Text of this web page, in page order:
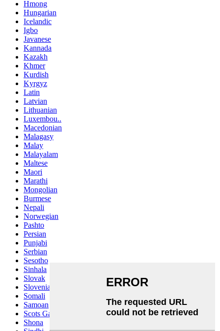
Hmong
Hungarian
Icelandic
Igbo
Javanese
Kannada
Kazakh
Khmer
Kurdish
Kyrgyz
Latin
Latvian
Lithuanian
Luxembou..
Macedonian
Malagasy
Malay
Malayalam
Maltese
Maori
Marathi
Mongolian
Burmese
Nepali
Norwegian
Pashto
Persian
Punjabi
Serbian
Sesotho
Sinhala
Slovak
Slovenian
Somali
Samoan
Scots Gaelic
Shona